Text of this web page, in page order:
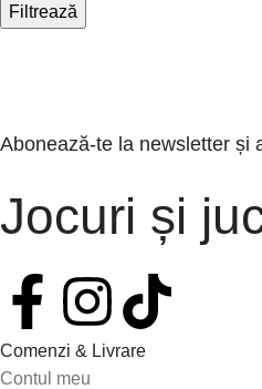
Filtrează
Abonează-te la newsletter și
Jocuri și
Comenzi & Livrare
Contul meu